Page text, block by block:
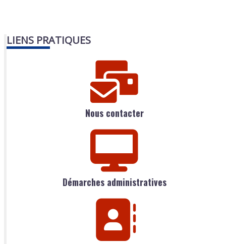
LIENS PRATIQUES
Nous contacter
Démarches administratives